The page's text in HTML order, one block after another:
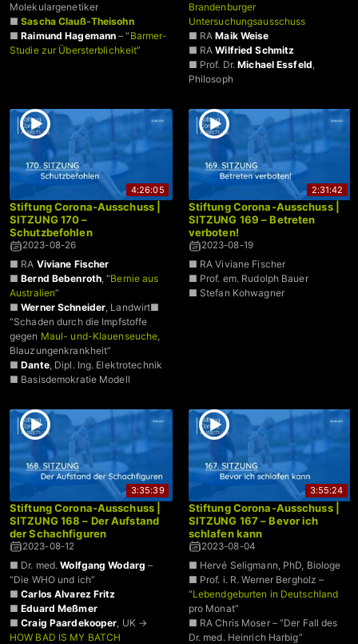
Molekulargenetiker
■Sascha Clauß-Theisohn
■Raimund Hagemann – “Barmer-
Studie zur Übersterblichkeit”
Brandenburger
Untersuchungsausschuss
■ RAMaik Weise
■ RAWilfried Schmitz
■ Prof. Dr.Michael Essfeld,
Philosoph
4:26:05
Stiftung Corona-Ausschuss |
SITZUNG 170 –
Schutzbefohlen
2023-08-26
■ RA Viviane Fischer
■Bernd Bebenroth, “Bernie aus
Australien”
■Werner Schneider, Landwirt■
“Schaden durch die Impfstoffe
gegen Maul- und-Klauenseuche,
Blauzungenkrankheit”
■Dante, Dipl. Ing. Elektrotechnik
■ Basisdemokratie Modell
2:31:42
Stiftung Corona-Ausschuss |
SITZUNG 169 – Betreten
verboten!
2023-08-19
■ RA Viviane Fischer
■ Prof. em. Rudolph Bauer
■ Stefan Kohwagner
3:35:39
Stiftung Corona-Ausschuss |
SITZUNG 168 – Der Aufstand
der Schachfiguren
2023-08-12
■ Dr. med.Wolfgang Wodarg –
“Die WHO und ich”
■Carlos Alvarez Fritz
■Eduard Meßmer
■Craig Paardekooper , UK →
HOW BAD IS MY BATCH
3:55:24
Stiftung Corona-Ausschuss |
SITZUNG 167 – Bevor ich
schlafen kann
2023-08-04
■ Hervé Seligmann, PhD, Biologe
■ Prof. i. R. Werner Bergholz –
“Lebendgeburten in Deutschland
pro Monat”
■ RA Chris Moser – “Der Fall des
Dr. med. Heinrich Harbig”